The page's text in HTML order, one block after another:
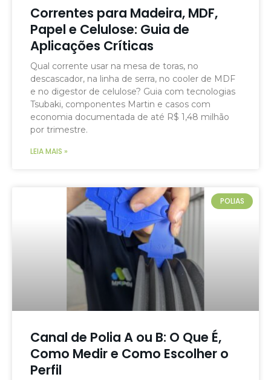
Correntes para Madeira, MDF,
Papel e Celulose: Guia de
Aplicações Críticas
Qual corrente usar na mesa de toras, no
descascador, na linha de serra, no cooler de MDF
e no digestor de celulose? Guia com tecnologias
Tsubaki, componentes Martin e casos com
economia documentada de até R$ 1,48 milhão
por trimestre.
LEIA MAIS »
POLIAS
Canal de Polia A ou B: O Que É,
Como Medir e Como Escolher o
Perfil